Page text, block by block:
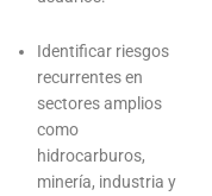
Identificar riesgos
recurrentes en
sectores amplios
como
hidrocarburos,
minería, industria y